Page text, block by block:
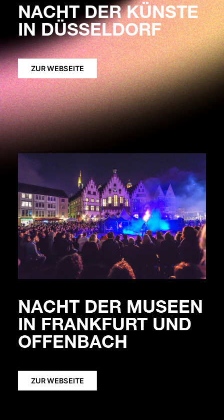
NACHT DER KÜNSTE
IN DÜSSELDORF
ZUR WEBSEITE
NACHT DER MUSEEN
IN FRANKFURT UND
OFFENBACH
ZUR WEBSEITE